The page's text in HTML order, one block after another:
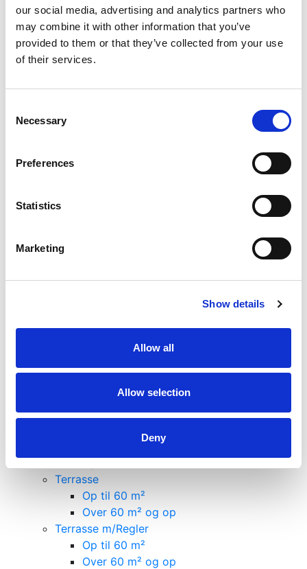
our social media, advertising and analytics partners who
may combine it with other information that you’ve
provided to them or that they’ve collected from your use
of their services.
Selection
Necessary
Preferences
Statistics
Marketing
Show details
Allow all
Allow selection
Deny
bredde 80 mm
Runde Søjler
Lister
Fejeliste
Forrammetræ
Hobbyliste
Primo Plast lister
Skureliste
Pakkesalg
Facadebeklædning
Op til 60 m²
Op til 60 m²
Terrasse
Op til 60 m²
Over 60 m² og op
Terrasse m/Regler
Op til 60 m²
Over 60 m² og op